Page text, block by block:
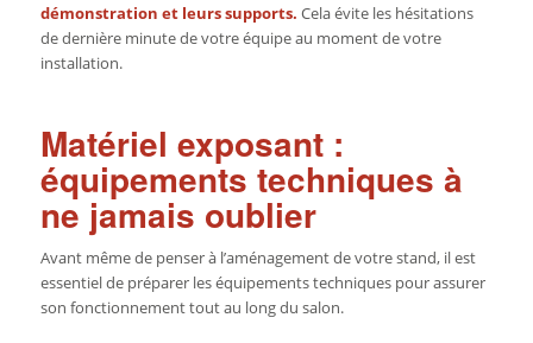
démonstration et leurs supports. Cela évite les hésitations
de dernière minute de votre équipe au moment de votre
installation.
Matériel exposant :
équipements techniques à
ne jamais oublier
Avant même de penser à l’aménagement de votre stand, il est
essentiel de préparer les équipements techniques pour assurer
son fonctionnement tout au long du salon.